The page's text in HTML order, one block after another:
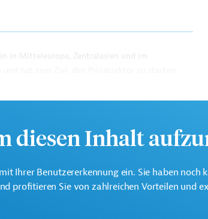
in Mitteleuropa, Zentralasien und im
diesen Inhalt
Ihrer Benutzererkennung ein. Sie haben noch
profitieren Sie von zahlreichen Vorteilen und